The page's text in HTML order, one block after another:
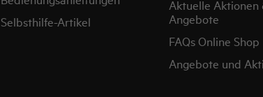
Selbsthilfe-Artikel
Aktuelle Aktionen
Angebote
FAQs Online Shop
Angebote und